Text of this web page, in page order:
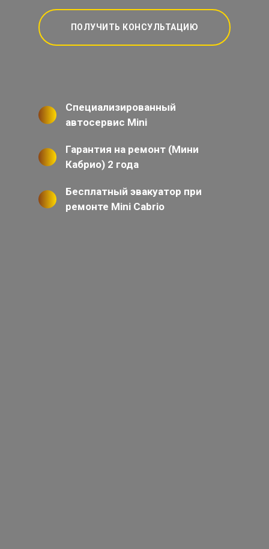
ПОЛУЧИТЬ КОНСУЛЬТАЦИЮ
Специализированный
автосервис Mini
Гарантия на ремонт (Мини
Кабрио) 2 года
Бесплатный эвакуатор при
ремонте Mini Cabrio